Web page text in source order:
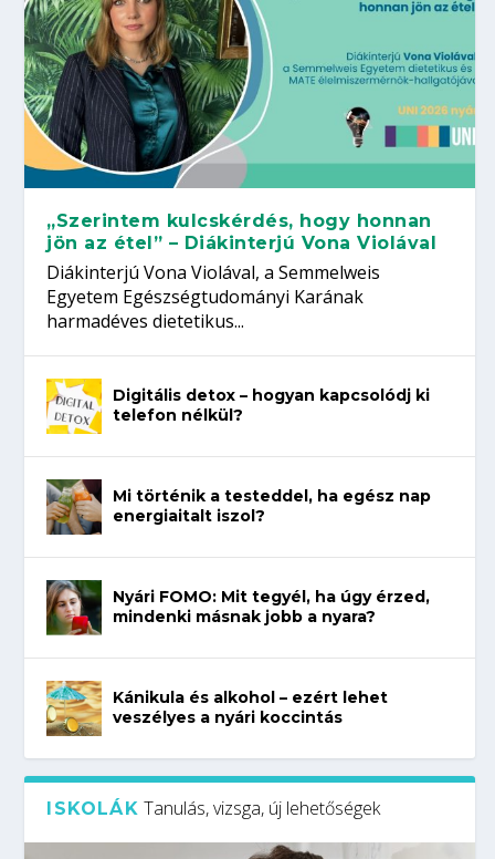
„Szerintem kulcskérdés, hogy honnan
jön az étel” – Diákinterjú Vona Violával
Diákinterjú Vona Violával, a Semmelweis
Egyetem Egészségtudományi Karának
harmadéves dietetikus...
Digitális detox – hogyan kapcsolódj ki
telefon nélkül?
Mi történik a testeddel, ha egész nap
energiaitalt iszol?
Nyári FOMO: Mit tegyél, ha úgy érzed,
mindenki másnak jobb a nyara?
Kánikula és alkohol – ezért lehet
veszélyes a nyári koccintás
ISKOLÁK Tanulás, vizsga, új lehetőségek